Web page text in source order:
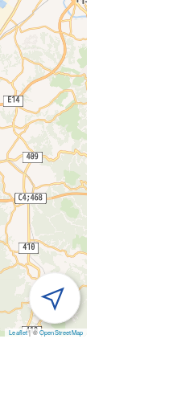
Leaflet| ©OpenStreetMap